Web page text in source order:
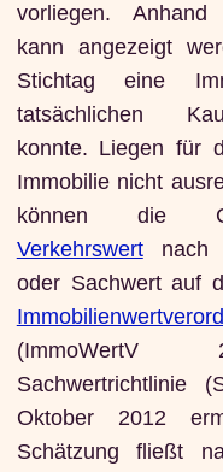
vorliegen.
kann angezeigt
Stichtag eine
tatsächlichen
konnte. Liegen für
Immobilie nicht
können die
Verkehrswertnach
oder Sachwert auf
Sachwertrichtlinie
Oktober 2012
Schätzung fließt